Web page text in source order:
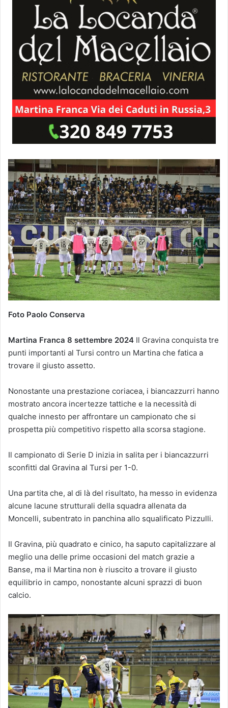
Foto Paolo Conserva
Martina Franca 8 settembre 2024 Il Gravina conquista tre
punti importanti al Tursi contro un Martina che fatica a
trovare il giusto assetto.
Nonostante una prestazione coriacea, i biancazzurri hanno
mostrato ancora incertezze tattiche e la necessità di
qualche innesto per affrontare un campionato che si
prospetta più competitivo rispetto alla scorsa stagione.
Il campionato di Serie D inizia in salita per i biancazzurri
sconfitti dal Gravina al Tursi per 1-0.
Una partita che, al di là del risultato, ha messo in evidenza
alcune lacune strutturali della squadra allenata da
Moncelli, subentrato in panchina allo squalificato Pizzulli.
Il Gravina, più quadrato e cinico, ha saputo capitalizzare al
meglio una delle prime occasioni del match grazie a
Banse, ma il Martina non è riuscito a trovare il giusto
equilibrio in campo, nonostante alcuni sprazzi di buon
calcio.